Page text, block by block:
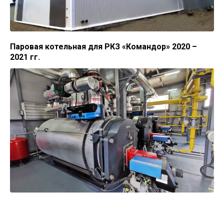
Паровая котельная для РКЗ «Командор» 2020 –
2021 гг.